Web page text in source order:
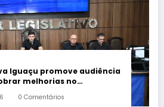
Iguaçu promove audiência
melhorias no
0 Comentários